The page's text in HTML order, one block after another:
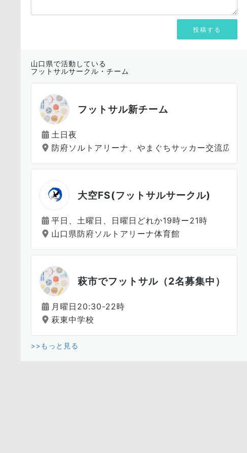
山口県で活動している
フットサルサークル・チーム
フットサル新チーム
土日夜
防府ソルトアリーナ、やまぐちサッカー交流広場
大空FS(フットサルサークル)
平日、土曜日、日曜日どれか19時ー21時
山口県防府ソルトアリーナ体育館
萩市でフットサル（2名募集中）
月曜日20:30-22時
萩東中学校
>>もっと見る